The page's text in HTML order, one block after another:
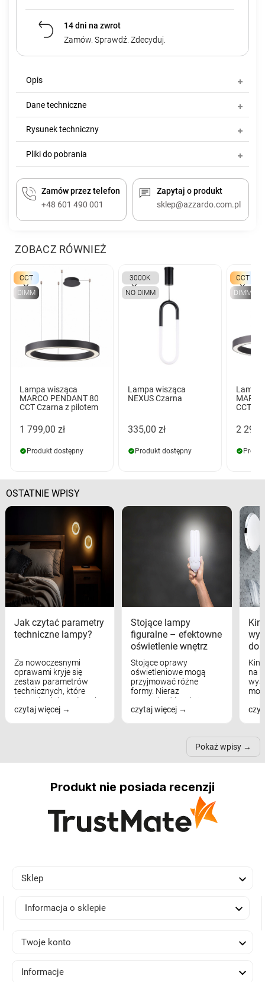
14 dni na zwrot
Zamów. Sprawdź. Zdecyduj.
Opis
Dane techniczne
Rysunek techniczny
Pliki do pobrania
Zamów przez telefon
+48 601 490 001
Zapytaj o produkt
sklep@azzardo.com.pl
ZOBACZ RÓWNIEŻ
CCT
DIMM
Lampa wisząca
MARCO PENDANT 80
CCT Czarna z pilotem
1 799,00 zł
Produkt dostępny
3000K
NO DIMM
Lampa wisząca
NEXUS Czarna
335,00 zł
Produkt dostępny
CCT
DIMM
Lampa
CCT
2
OSTATNIE WPISY
Jak czytać parametry
techniczne lampy?
Za nowoczesnymi
oprawami kryje się
zestaw parametrów
technicznych, które
bezpośrednio wpływają
na komfort widzenia,
czytaj więcej
Stojące lampy
figuralne – efektowne
oświetlenie wnętrz
Stojące oprawy
oświetleniowe mogą
przyjmować różne
formy. Nieraz
wspominaliśmy już
modele na łukowych
nich może przydać się w
czytaj więcej
na
Pokaż wpisy
Produkt nie posiada recenzji
Sklep 
Informacja o sklepie 
Twoje konto 
Informacje 